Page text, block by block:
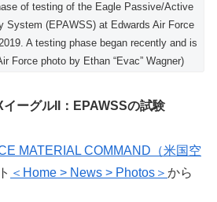
of testing of the Eagle Passive/Active
System (EPAWSS) at Edwards Air Force
A testing phase began recently and is
Force photo by Ethan “Evac” Wagner)
ーグルII：EPAWSSの試験
MATERIAL COMMAND（米国空
＜Home > News > Photos＞ から